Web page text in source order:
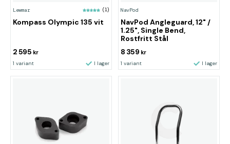
Lewmar (1)
Kompass Olympic 135 vit
2 595 kr
1 variant I lager
NavPod
NavPod Angleguard, 12" /
1.25", Single Bend,
Rostfritt Stål
8 359 kr
1 variant I lager